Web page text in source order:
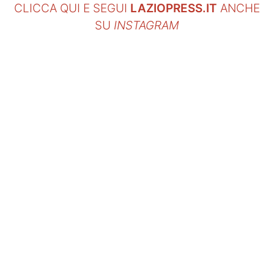
CLICCA QUI E SEGUI LAZIOPRESS.IT ANCHE
SU INSTAGRAM